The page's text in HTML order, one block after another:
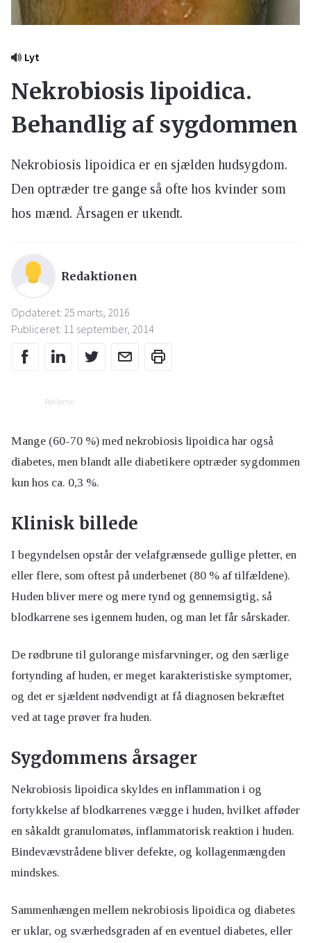
Lyt
Nekrobiosis lipoidica.
Behandlig af sygdommen
Nekrobiosis lipoidica er en sjælden hudsygdom.
Den optræder tre gange så ofte hos kvinder som
hos mænd. Årsagen er ukendt.
Redaktionen
Opdateret: 25 marts, 2016
Publiceret: 11 september, 2014
Reklame:
Mange (60-70 %) med nekrobiosis lipoidica har også
diabetes, men blandt alle diabetikere optræder sygdommen
kun hos ca. 0,3 %.
Klinisk billede
I begyndelsen opstår der velafgrænsede gullige pletter, en
eller flere, som oftest på underbenet (80 % af tilfældene).
Huden bliver mere og mere tynd og gennemsigtig, så
blodkarrene ses igennem huden, og man let får sårskader.
De rødbrune til gulorange misfarvninger, og den særlige
fortynding af huden, er meget karakteristiske symptomer,
og det er sjældent nødvendigt at få diagnosen bekræftet
ved at tage prøver fra huden.
Sygdommens årsager
Nekrobiosis lipoidica skyldes en inflammation i og
fortykkelse af blodkarrenes vægge i huden, hvilket afføder
en såkaldt granulomatøs, inflammatorisk reaktion i huden.
Bindevævstrådene bliver defekte, og kollagenmængden
mindskes.
Sammenhængen mellem nekrobiosis lipoidica og diabetes
er uklar, og sværhedsgraden af en eventuel diabetes, eller